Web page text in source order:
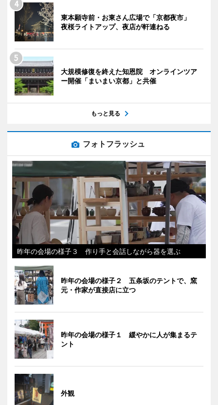
東本願寺前・お東さん広場で「京都夜市」
夜桜ライトアップ、夜店が軒連ねる
大規模修復を終えた知恩院 オンラインツア
ー開催「まいまい京都」と共催
もっと見る
フォトフラッシュ
昨年の会場の様子３ 作り手と会話しながら器を選ぶ
昨年の会場の様子２ 五条坂のテントで、窯
元・作家が直接店に立つ
昨年の会場の様子１ 緩やかに人が集まるテ
ント
外観